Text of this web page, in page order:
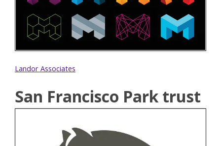
Landor Associates
San Francisco Park trust